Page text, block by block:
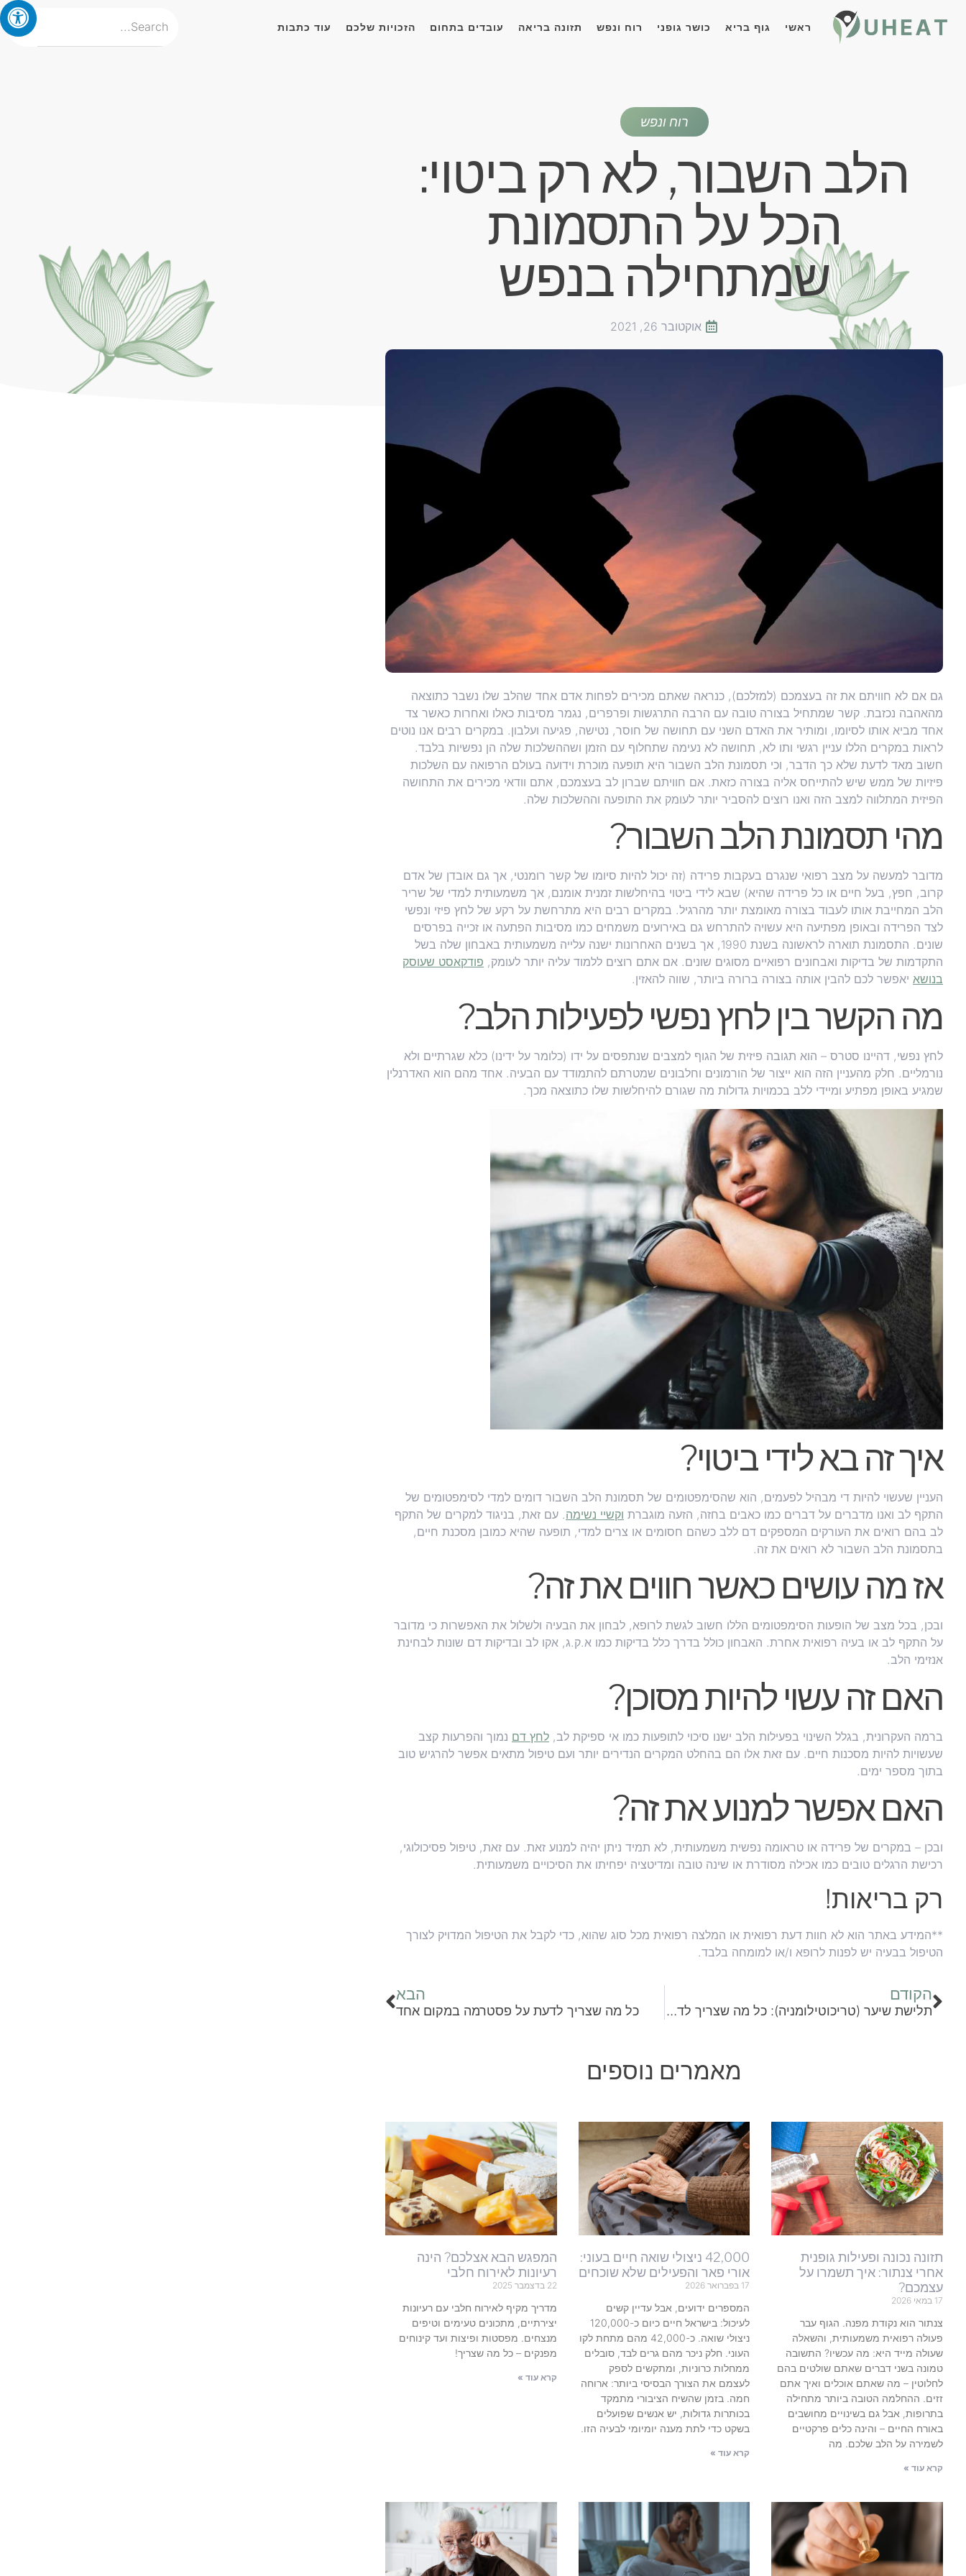
ראשי גוף בריא כושר גופני רוח ונפש תזונה בריאה עובדים בתחום הזכויות שלכם עוד כתבות
רוח ונפש
הלב השבור, לא רק ביטוי:
הכל על התסמונת
שמתחילה בנפש
אוקטובר 26, 2021
גם אם לא חוויתם את זה בעצמכם (למזלכם), כנראה שאתם מכירים לפחות אדם אחד שהלב שלו נשבר כתוצאה
מהאהבה נכזבת. קשר שמתחיל בצורה טובה עם הרבה התרגשות ופרפרים, נגמר מסיבות כאלו ואחרות כאשר צד
אחד מביא אותו לסיומו, ומותיר את האדם השני עם תחושה של חוסר, נטישה, פגיעה ועלבון. במקרים רבים אנו נוטים
לראות במקרים הללו עניין רגשי ותו לא, תחושה לא נעימה שתחלוף עם הזמן ושההשלכות שלה הן נפשיות בלבד.
חשוב מאד לדעת שלא כך הדבר, וכי תסמונת הלב השבור היא תופעה מוכרת וידועה בעולם הרפואה עם השלכות
פיזיות של ממש שיש להתייחס אליה בצורה כזאת. אם חוויתם שברון לב בעצמכם, אתם וודאי מכירים את התחושה
הפיזית המתלווה למצב הזה ואנו רוצים להסביר יותר לעומק את התופעה וההשלכות שלה.
מהי תסמונת הלב השבור?
מדובר למעשה על מצב רפואי שנגרם בעקבות פרידה (זה יכול להיות סיומו של קשר רומנטי, אך גם אובדן של אדם
קרוב, חפץ, בעל חיים או כל פרידה שהיא) שבא לידי ביטוי בהיחלשות זמנית אומנם, אך משמעותית למדי של שריר
הלב המחייבת אותו לעבוד בצורה מאומצת יותר מהרגיל. במקרים רבים היא מתרחשת על רקע של לחץ פיזי ונפשי
לצד הפרידה ובאופן מפתיעה היא עשויה להתרחש גם באירועים משמחים כמו מסיבות הפתעה או זכייה בפרסים
שונים. התסמונת תוארה לראשונה בשנת 1990, אך בשנים האחרונות ישנה עלייה משמעותית באבחון שלה בשל
התקדמות של בדיקות ואבחונים רפואיים מסוגים שונים. אם אתם רוצים ללמוד עליה יותר לעומק, פודקאסט שעוסק
בנושא יאפשר לכם להבין אותה בצורה ברורה ביותר, שווה להאזין.
מה הקשר בין לחץ נפשי לפעילות הלב?
לחץ נפשי, דהיינו סטרס – הוא תגובה פיזית של הגוף למצבים שנתפסים על ידו (כלומר על ידינו) כלא שגרתיים ולא
נורמליים. חלק מהעניין הזה הוא ייצור של הורמונים וחלבונים שמטרתם להתמודד עם הבעיה. אחד מהם הוא האדרנלין
שמגיע באופן מפתיע ומיידי ללב בכמויות גדולות מה שגורם להיחלשות שלו כתוצאה מכך.
איך זה בא לידי ביטוי?
העניין שעשוי להיות די מבהיל לפעמים, הוא שהסימפטומים של תסמונת הלב השבור דומים למדי לסימפטומים של
התקף לב ואנו מדברים על דברים כמו כאבים בחזה, הזעה מוגברת וקשיי נשימה. עם זאת, בניגוד למקרים של התקף
לב בהם רואים את העורקים המספקים דם ללב כשהם חסומים או צרים למדי, תופעה שהיא כמובן מסכנת חיים,
בתסמונת הלב השבור לא רואים את זה.
אז מה עושים כאשר חווים את זה?
ובכן, בכל מצב של הופעות הסימפטומים הללו חשוב לגשת לרופא, לבחון את הבעיה ולשלול את האפשרות כי מדובר
על התקף לב או בעיה רפואית אחרת. האבחון כולל בדרך כלל בדיקות כמו א.ק.ג, אקו לב ובדיקות דם שונות לבחינת
אנזימי הלב.
האם זה עשוי להיות מסוכן?
ברמה העקרונית, בגלל השינוי בפעילות הלב ישנו סיכוי לתופעות כמו אי ספיקת לב, לחץ דם נמוך והפרעות קצב
שעשויות להיות מסכנות חיים. עם זאת אלו הם בהחלט המקרים הנדירים יותר ועם טיפול מתאים אפשר להרגיש טוב
בתוך מספר ימים.
האם אפשר למנוע את זה?
ובכן – במקרים של פרידה או טראומה נפשית משמעותית, לא תמיד ניתן יהיה למנוע זאת. עם זאת, טיפול פסיכולוגי,
רכישת הרגלים טובים כמו אכילה מסודרת או שינה טובה ומדיטציה יפחיתו את הסיכויים משמעותית.
רק בריאות!
**המידע באתר הוא לא חוות דעת רפואית או המלצה רפואית מכל סוג שהוא, כדי לקבל את הטיפול המדויק לצורך
הטיפול בבעיה יש לפנות לרופא ו/או למומחה בלבד.
הקודם
תלישת שיער (טריכוטילומניה): כל מה שצריך לדעת על התופעה
הבא
כל מה שצריך לדעת על פסטרמה במקום אחד
מאמרים נוספים
תזונה נכונה ופעילות גופנית
אחרי צנתור: איך תשמרו על
עצמכם?
17 במאי 2026
צנתור הוא נקודת מפנה. הגוף עבר
פעולה רפואית משמעותית, והשאלה
שעולה מייד היא: מה עכשיו? התשובה
טמונה בשני דברים שאתם שולטים בהם
לחלוטין – מה שאתם אוכלים ואיך אתם
זזים. ההחלמה הטובה ביותר מתחילה
בתרופות, אבל גם בשינויים מחושבים
באורח החיים – והינה כלים פרקטיים
לשמירה על הלב שלכם. מה
קרא עוד »
42,000 ניצולי שואה חיים בעוני:
אורי פאר והפעילים שלא שוכחים
17 בפברואר 2026
המספרים ידועים, אבל עדיין קשים
לעיכול: בישראל חיים כיום כ-120,000
ניצולי שואה. כ-42,000 מהם מתחת לקו
העוני. חלק ניכר מהם גרים לבד, סובלים
ממחלות כרוניות, ומתקשים לספק
לעצמם את הצורך הבסיסי ביותר: ארוחה
חמה. בזמן שהשיח הציבורי מתמקד
בכותרות גדולות, יש אנשים שפועלים
בשקט כדי לתת מענה יומיומי לבעיה הזו.
קרא עוד »
המפגש הבא אצלכם? הינה
רעיונות לאירוח חלבי
22 בדצמבר 2025
מדריך מקיף לאירוח חלבי עם רעיונות
יצירתיים, מתכונים טעימים וטיפים
מנצחים. מפסטות ופיצות ועד קינוחים
מפנקים – כל מה שצריך!
קרא עוד »